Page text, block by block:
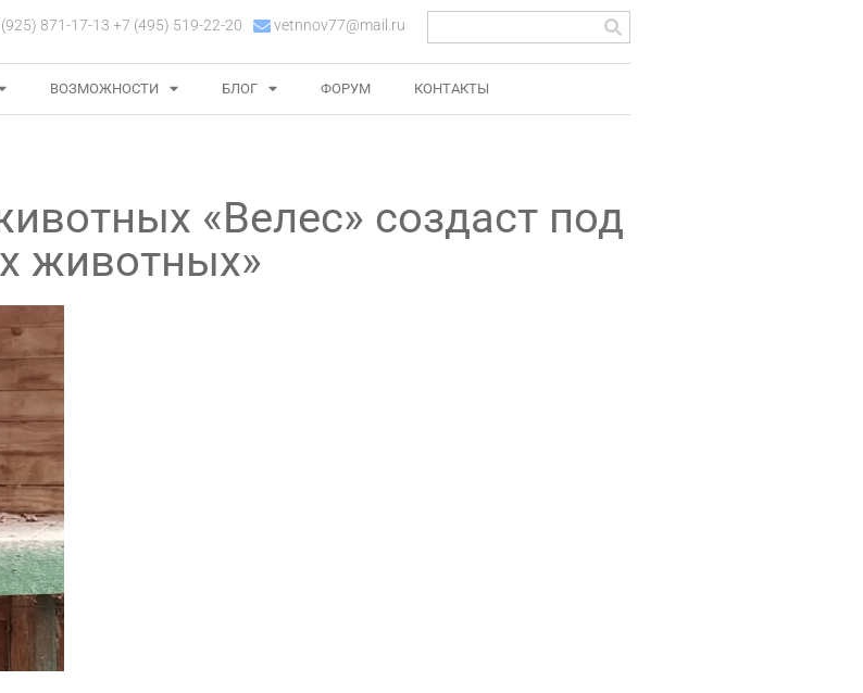
871-17-13 +7 (495) 519-22-20 vetnnov77@mail.ru
ВОЗМОЖНОСТИ БЛОГ ФОРУМ КОНТАКТЫ
«Велес» создаст под
животных»